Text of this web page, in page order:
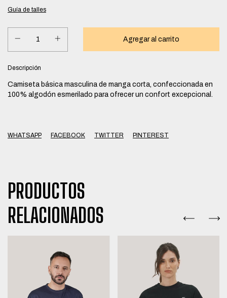
Guía de talles
Descripción
Camiseta básica masculina de manga corta, confeccionada en
100% algodón esmerilado para ofrecer un confort excepcional.
WHATSAPP FACEBOOK TWITTER PINTEREST
PRODUCTOS
RELACIONADOS